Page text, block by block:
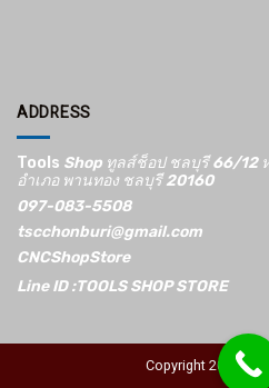
ADDRESS
Tools Shop ทูลส์ช็อป ชลบุรี 66/12​
อำเภอ พานทอง ชลบุรี 20160
097-083-5508
tscchonburi@gmail.com
CNCShopStore
Line ID :TOOLS SHOP STORE
Copyright 2026 ©